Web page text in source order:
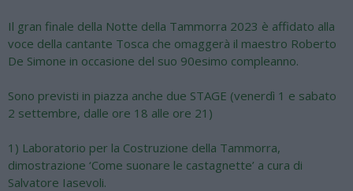
Il gran finale della Notte della Tammorra 2023 è affidato alla
voce della cantante Tosca che omaggerà il maestro Roberto
De Simone in occasione del suo 90esimo compleanno.
Sono previsti in piazza anche due STAGE (venerdì 1 e sabato
2 settembre, dalle ore 18 alle ore 21)
1) Laboratorio per la Costruzione della Tammorra,
dimostrazione ‘Come suonare le castagnette’ a cura di
Salvatore Iasevoli.